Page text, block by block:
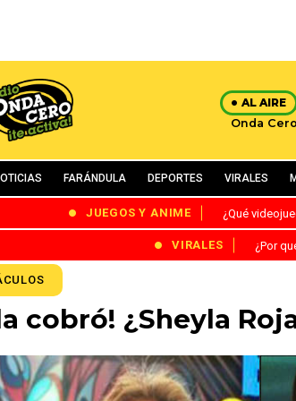
AL AIRE
Onda Cero
FARÁNDULA DEPORTES VIRALES
JUEGOS Y ANIME ¿Qué
VIRALES ¿Por
la cobró! ¿Sheyla